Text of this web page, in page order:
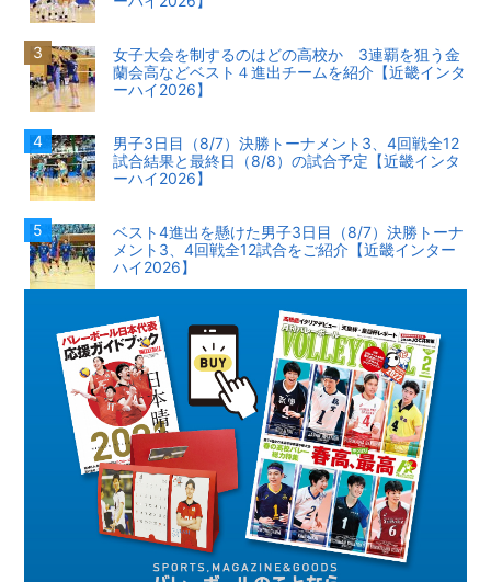
女子大会を制するのはどの高校か 3連覇を狙う金
蘭会高などベスト４進出チームを紹介【近畿インタ
ーハイ2026】
男子3日目（8/7）決勝トーナメント3、4回戦全12
試合結果と最終日（8/8）の試合予定【近畿インタ
ーハイ2026】
ベスト4進出を懸けた男子3日目（8/7）決勝トーナ
メント3、4回戦全12試合をご紹介【近畿インター
ハイ2026】